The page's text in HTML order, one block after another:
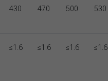
430 470 500 530
≤1.6 ≤1.6 ≤1.6 ≤1.6